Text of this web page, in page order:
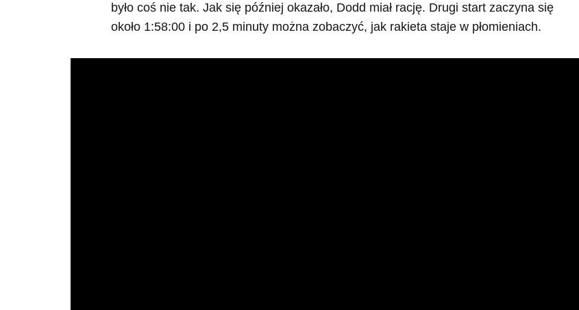
było coś nie tak. Jak się później okazało, Dodd miał rację. Drugi start zaczyna się
około 1:58:00 i po 2,5 minuty można zobaczyć, jak rakieta staje w płomieniach.